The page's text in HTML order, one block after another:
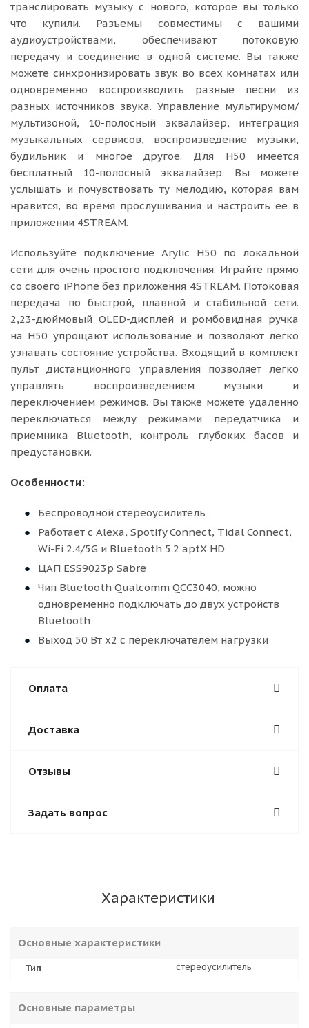
транслировать музыку с нового, которое вы только
что купили. Разъемы совместимы с вашими
аудиоустройствами, обеспечивают потоковую
передачу и соединение в одной системе. Вы также
можете синхронизировать звук во всех комнатах или
одновременно воспроизводить разные песни из
разных источников звука. Управление мультирумом/
мультизоной, 10-полосный эквалайзер, интеграция
музыкальных сервисов, воспроизведение музыки,
будильник и многое другое. Для H50 имеется
бесплатный 10-полосный эквалайзер. Вы можете
услышать и почувствовать ту мелодию, которая вам
нравится, во время прослушивания и настроить ее в
приложении 4STREAM.
Используйте подключение Arylic H50 по локальной
сети для очень простого подключения. Играйте прямо
со своего iPhone без приложения 4STREAM. Потоковая
передача по быстрой, плавной и стабильной сети.
2,23-дюймовый OLED-дисплей и ромбовидная ручка
на H50 упрощают использование и позволяют легко
узнавать состояние устройства. Входящий в комплект
пульт дистанционного управления позволяет легко
управлять воспроизведением музыки и
переключением режимов. Вы также можете удаленно
переключаться между режимами передатчика и
приемника Bluetooth, контроль глубоких басов и
предустановки.
Особенности:
Беспроводной стереоусилитель
Работает с Alexa, Spotify Connect, Tidal Connect,
Wi-Fi 2.4/5G и Bluetooth 5.2 aptX HD
ЦАП ESS9023p Sabre
Чип Bluetooth Qualcomm QCC3040, можно
одновременно подключать до двух устройств
Bluetooth
Выход 50 Вт x2 с переключателем нагрузки
Оплата
Доставка
Отзывы
Задать вопрос
Характеристики
Основные характеристики
Тип стереоусилитель
Основные параметры